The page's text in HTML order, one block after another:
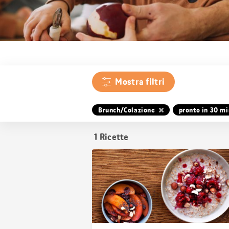
Mostra filtri
Brunch/Colazione pronto in 30
1 Ricette